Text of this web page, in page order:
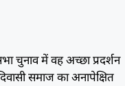
चुनाव में वह अच्छा प्रदर्शन
समाज का अनापेक्षित